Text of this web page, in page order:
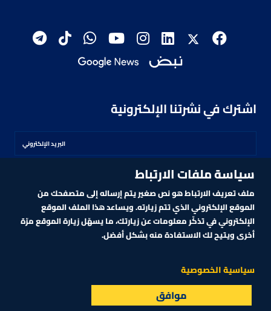
القائمة الأسواق البث المباشر
اشترك في نشرتنا الإلكترونية
اشترك
2026
CNBCARABIA.COM. ALL RIGHTS RESERVED
سياسة ملفات الارتباط
ملف تعريف الارتباط هو نص صغير يتم إرساله إلى متصفحك من
الموقع الإلكتروني الذي تتم زيارته. ويساعد هذا الملف الموقع
الإلكتروني في تذكّر معلومات عن زيارتك، ما يسهّل زيارة الموقع مرّة
أخرى ويتيح لك الاستفادة منه بشكل أفضل.
سياسية الخصوصية
موافق